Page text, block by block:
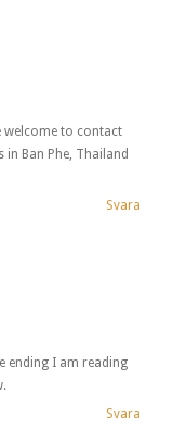
welcome to contact
in Ban Phe, Thailand
Svara
ending I am reading
Svara